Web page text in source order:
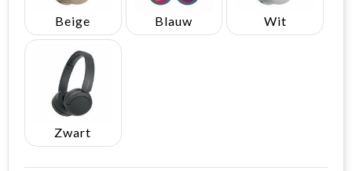
Beige Blauw Wit
Zwart